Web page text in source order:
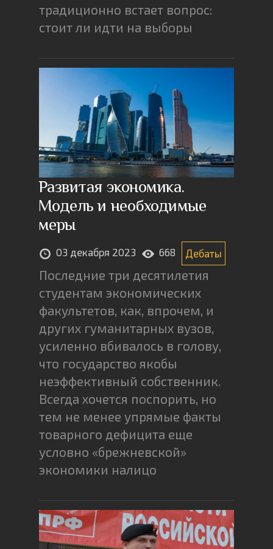
традиционно встает вопрос:
стоит ли идти на выборы
Развитая экономика.
Модель и необходимые
меры
03 декабря 2023 668 Дебаты
Последние три десятилетия
студентам экономических
факультетов, как, впрочем, и
других гуманитарных вузов,
усиленно вбивалось в голову,
что государство якобы
неэффективный собственник.
Всегда хочется поспорить, но
тем не менее упрямые факты
товарного дефицита еще
условно «брежневской»
экономики налицо